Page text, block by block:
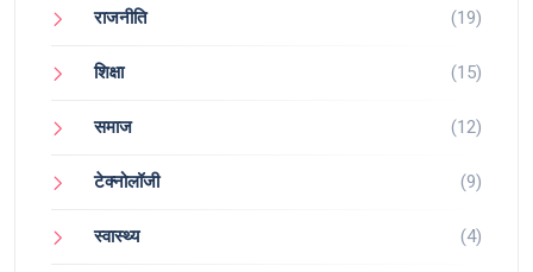
राजनीति (19)
शिक्षा (15)
समाज (12)
टेक्नोलॉजी (9)
स्वास्थ्य (4)